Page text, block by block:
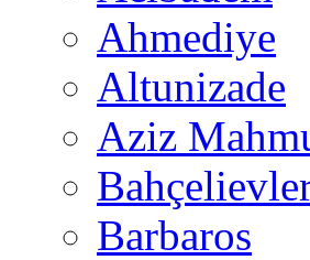
Ahmediye
Altunizade
Aziz
Barbaros